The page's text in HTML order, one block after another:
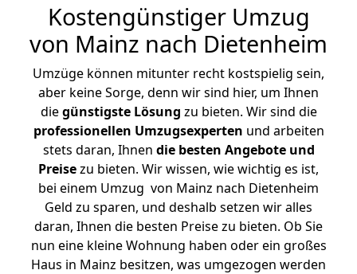
Kostengünstiger Umzug
von Mainz nach Dietenheim
Umzüge können mitunter recht kostspielig sein,
aber keine Sorge, denn wir sind hier, um Ihnen
diegünstigste Lösung zu bieten. Wir sind die
professionellen Umzugsexperten und arbeiten
stets daran, Ihnen die besten Angebote und
Preisezu bieten. Wir wissen, wie wichtig es ist,
bei einem Umzug von Mainz nach Dietenheim
Geld zu sparen, und deshalb setzen wir alles
daran, Ihnen die besten Preise zu bieten. Ob Sie
nun eine kleine Wohnung haben oder ein großes
Haus in Mainz besitzen, was umgezogen werden